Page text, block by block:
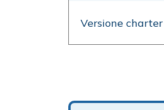
Versione charter